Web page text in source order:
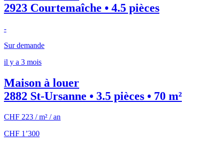
2923 Courtemaîche • 4.5 pièces
-
Sur demande
il y a 3 mois
Maison à louer
2882 St-Ursanne • 3.5 pièces • 70 m²
CHF 223 / m² / an
CHF 1’300